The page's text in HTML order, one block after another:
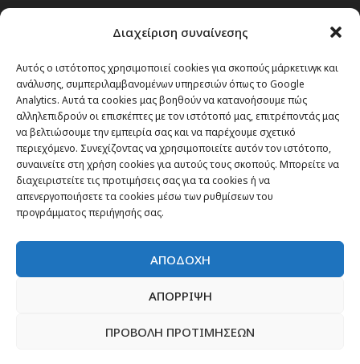
Διαχείριση συναίνεσης
Αυτός ο ιστότοπος χρησιμοποιεί cookies για σκοπούς μάρκετινγκ και
ανάλυσης, συμπεριλαμβανομένων υπηρεσιών όπως το Google
Analytics. Αυτά τα cookies μας βοηθούν να κατανοήσουμε πώς
αλληλεπιδρούν οι επισκέπτες με τον ιστότοπό μας, επιτρέποντάς μας
να βελτιώσουμε την εμπειρία σας και να παρέχουμε σχετικό
περιεχόμενο. Συνεχίζοντας να χρησιμοποιείτε αυτόν τον ιστότοπο,
συναινείτε στη χρήση cookies για αυτούς τους σκοπούς. Μπορείτε να
διαχειριστείτε τις προτιμήσεις σας για τα cookies ή να
απενεργοποιήσετε τα cookies μέσω των ρυθμίσεων του
προγράμματος περιήγησής σας.
ΑΠΟΔΟΧΗ
ΑΠΟΡΡΙΨΗ
ΠΡΟΒΟΛΗ ΠΡΟΤΙΜΗΣΕΩΝ
Passenger στον κόσμο
TRAVEL NEWS
Οργάνωσε το ταξίδι σου
CITY and CULTURE
Newsletter